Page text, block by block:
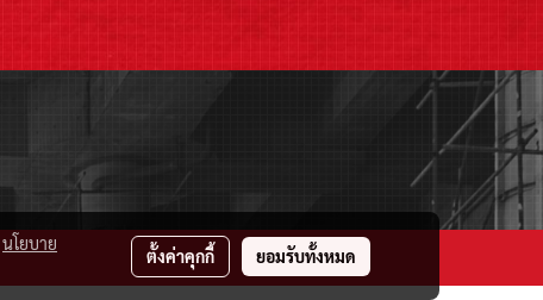
นโยบาย
ตั้งค่าคุกกี้ ยอมรับทั้งหมด